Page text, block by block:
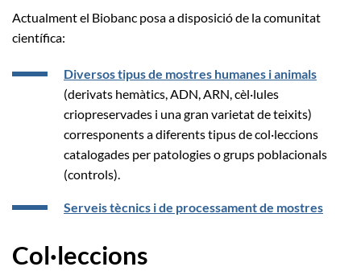
Actualment el Biobanc posa a disposició de la comunitat
científica:
Diversos tipus de mostres humanes i animals
(derivats hemàtics, ADN, ARN, cèl·lules
criopreservades i una gran varietat de teixits)
corresponents a diferents tipus de col·leccions
catalogades per patologies o grups poblacionals
(controls).
Serveis tècnics i de processament de mostres
Col·leccions